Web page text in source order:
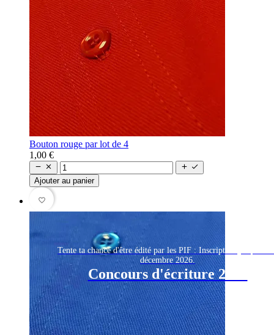
Tente ta chance d'être édité par les PIF : Inscription jusqu'au
décembre 2026.
Concours d'écriture 2027
Bouton rouge par lot de 4
1,00 €
   
Ajouter au panier
favorite_border